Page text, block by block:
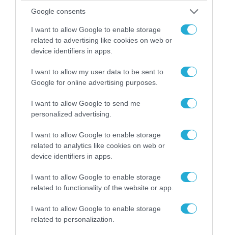
Google consents
I want to allow Google to enable storage
related to advertising like cookies on web or
device identifiers in apps.
I want to allow my user data to be sent to
Google for online advertising purposes.
I want to allow Google to send me
personalized advertising.
I want to allow Google to enable storage
related to analytics like cookies on web or
device identifiers in apps.
I want to allow Google to enable storage
related to functionality of the website or app.
I want to allow Google to enable storage
related to personalization.
07.08.2026 | 08:02
Οι ρωσικές δυνάμεις απέχουν μόλις 5 χλμ.
από Σλαβιάνσκ και Κραματόρσκ στο Ντονέτσκ
ΠΟΛΙΤΙΚΗ